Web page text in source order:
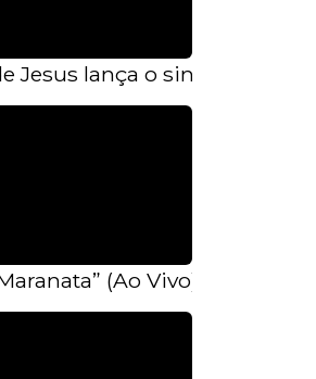
Jesus lança o single autoral
(Ao Vivo) – Mais